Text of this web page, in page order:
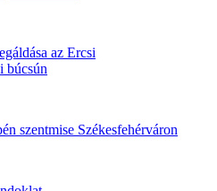
az Ercsi
búcsún
szentmise Székesfehérváron